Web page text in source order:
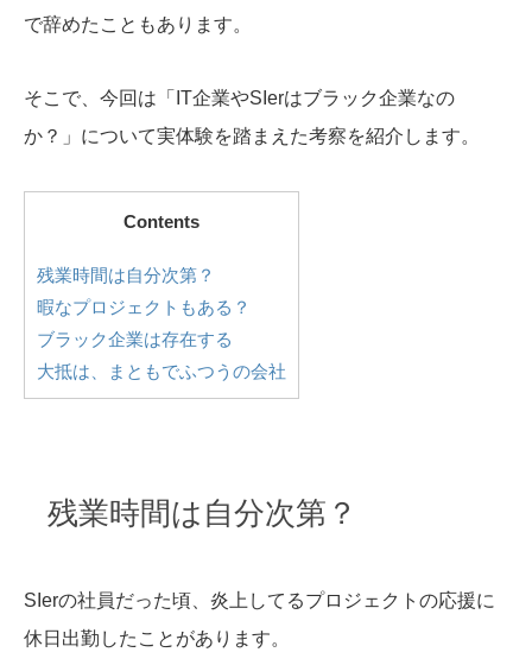
で辞めたこともあります。
そこで、今回は「IT企業やSIerはブラック企業なの
か？」について実体験を踏まえた考察を紹介します。
Contents
残業時間は自分次第？
暇なプロジェクトもある？
ブラック企業は存在する
大抵は、まともでふつうの会社
残業時間は自分次第？
SIerの社員だった頃、炎上してるプロジェクトの応援に
休日出勤したことがあります。